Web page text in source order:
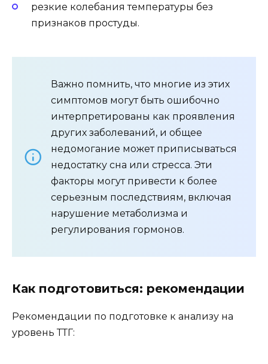
резкие колебания температуры без
признаков простуды.
Важно помнить, что многие из этих
симптомов могут быть ошибочно
интерпретированы как проявления
других заболеваний, и общее
недомогание может приписываться
недостатку сна или стресса. Эти
факторы могут привести к более
серьезным последствиям, включая
нарушение метаболизма и
регулирования гормонов.
Как подготовиться: рекомендации
Рекомендации по подготовке к анализу на
уровень ТТГ: